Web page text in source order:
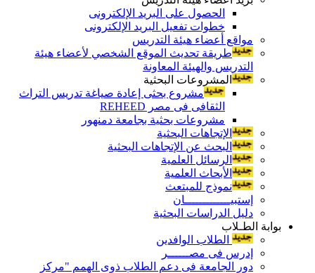
الحصول على البريد الإلكترونى
خطوات تفعيل البريد الإلكترونى
مواقع أعضاء هيئة التدريس
طريقة تحديث الموقع الشخصي لأعضاء هيئة
التدريس والهيئة المعاونة
المشروعات البحثية
مشروع بحثى إعادة صياغة تدريس التراث
الثقافى فى مصر REHEED
مشروعات بحثية بجامعة دمنهور
الإتجاهات البحثية
البحث عن الإتجاهات البحثية
الرسائل العلمية
الأبحاث العلمية
نموذج للمبتعث
إستبيـــــــــــــان
دليل الدراسات البحثية
بوابة الطـلاب
الطلاب الوافدين
إدرس فى مصــــــر
دور الجامعة فى دعم الطلاب ذوى الهمم "مركز